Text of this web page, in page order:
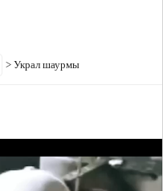
> Украл шаурмы